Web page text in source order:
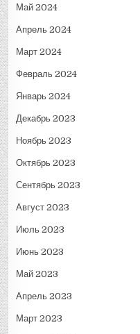
Май 2024
Апрель 2024
Март 2024
Февраль 2024
Январь 2024
Декабрь 2023
Ноябрь 2023
Октябрь 2023
Сентябрь 2023
Август 2023
Июль 2023
Июнь 2023
Май 2023
Апрель 2023
Март 2023